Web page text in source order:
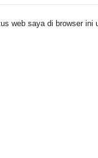
web saya di browser ini